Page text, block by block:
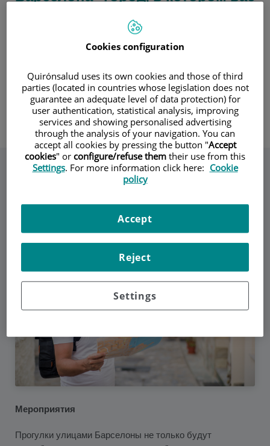
ждет множество открытий
Мы приглашаем вас познакомиться со
историей и обширным культурным предложением.
Идеальный вариант для того, чтобы как вы, так и ваши
сопровождающие могли насладиться приятным
пребыванием во время вашего лечения.
Что может предложить вам
Барселона?
Мероприятия
Прогулки улицами Барселоны не только будут
Cookies configuration
Quirónsalud uses its own cookies and those of third
parties (located in countries whose legislation does not
guarantee an adequate level of data protection) for
user authentication, statistical analysis, improving
services and showing personalised advertising
through the analysis of your navigation. You can
accept all cookies by pressing the button "Accept
cookies" or configure/refuse them their use from this
Settings. For more information click here: Cookie
policy
Settings
Reject
Accept